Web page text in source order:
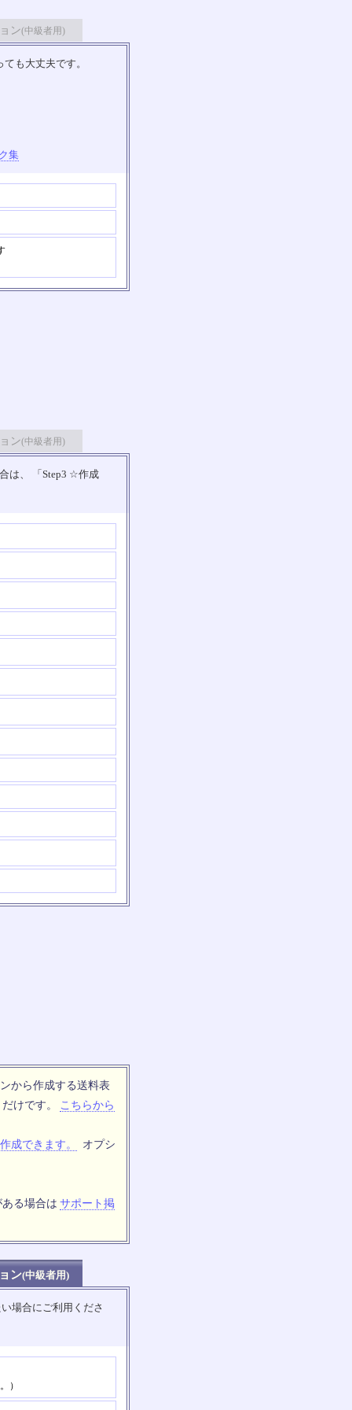
ン(中級者用)
も大丈夫です。
集
ン(中級者用)
は、 「Step3 ☆作成
から作成する送料表
けです。
こちらから
成できます。 オプシ
る場合は サポート掲
ン(中級者用)
場合にご利用くださ
）